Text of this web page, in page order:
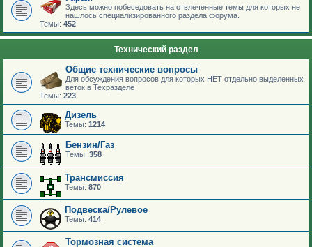
Здесь можно побеседовать на отвлеченные темы для которых не
нашлось специализированного раздела форума.
Темы: 452
Технический раздел
Общие технические вопросы
Для обсуждения вопросов для которых НЕТ отдельно выделенных
веток в Техразделе
Темы: 223
Дизель
Темы: 1214
Бензин/Газ
Темы: 358
Трансмиссия
Темы: 870
Подвеска/Рулевое
Темы: 414
Тормозная система